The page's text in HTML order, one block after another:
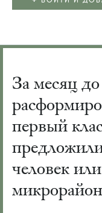
За месяц
первый
человек